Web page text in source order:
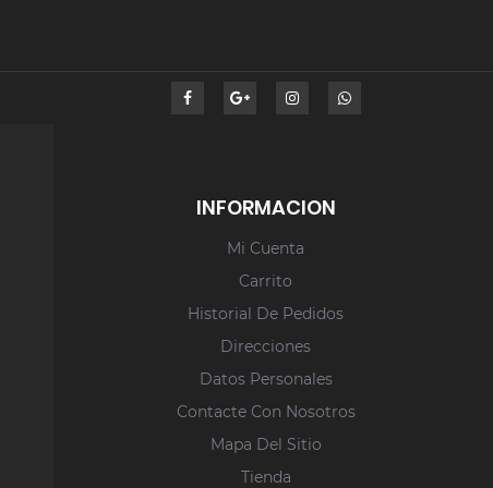
INFORMACION
Mi Cuenta
Carrito
Historial De Pedidos
Direcciones
Datos Personales
Contacte Con Nosotros
Mapa Del Sitio
Tienda